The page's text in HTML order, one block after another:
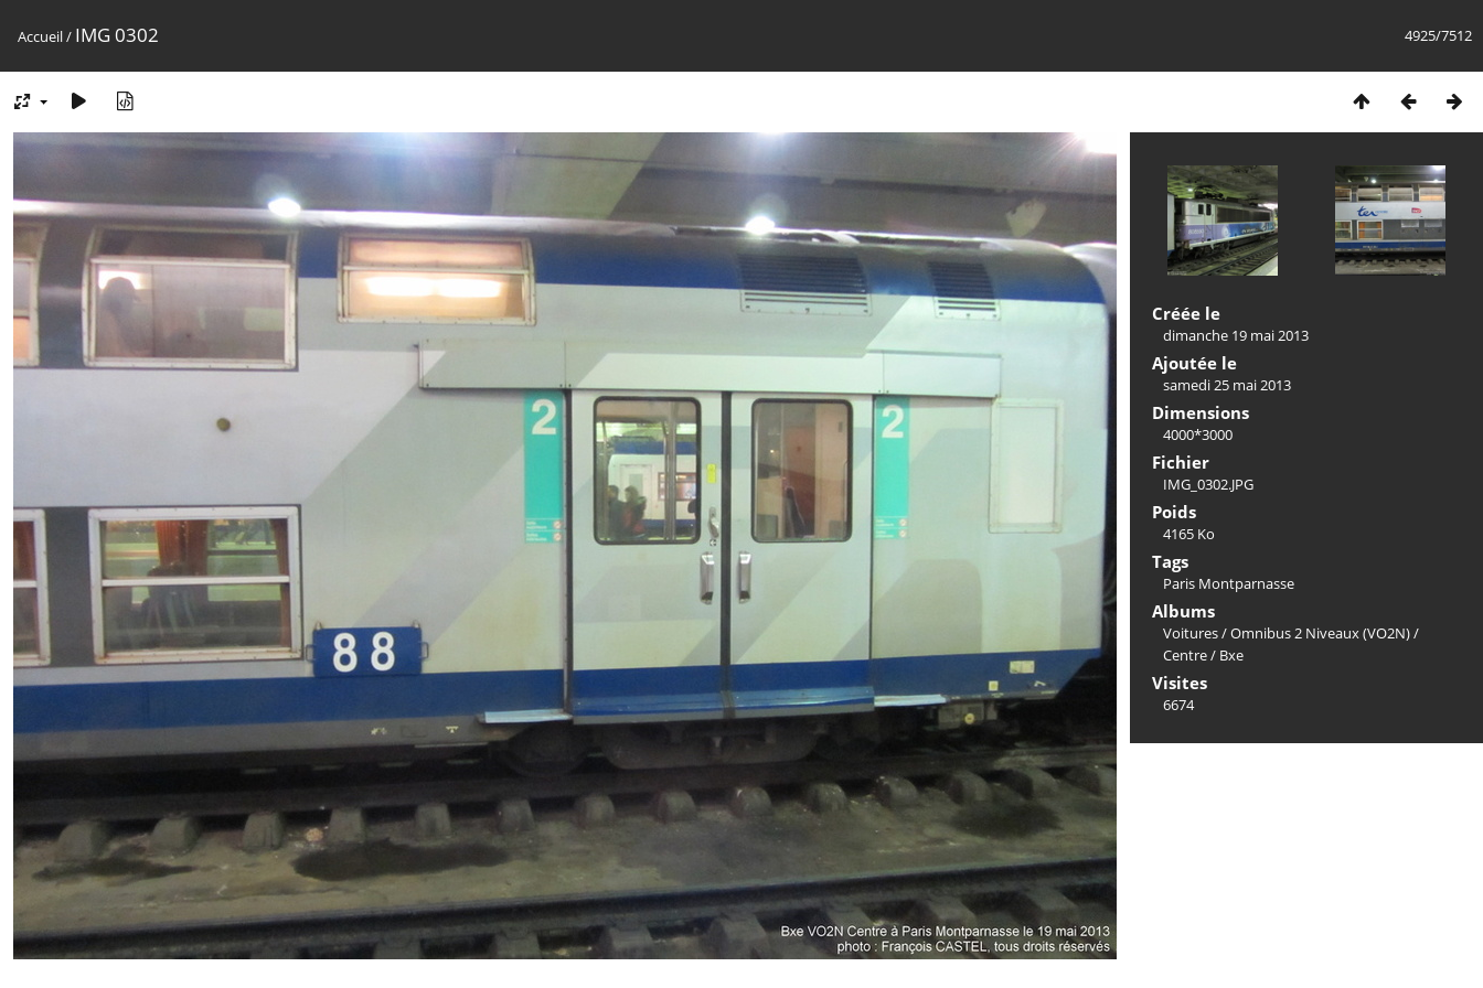
4925/7512
Accueil/ IMG 0302
Créée le
dimanche 19 mai 2013
Ajoutée le
samedi 25 mai 2013
Dimensions
4000*3000
Fichier
IMG_0302.JPG
Poids
4165 Ko
Tags
Paris Montparnasse
Albums
Voitures/Omnibus 2 Niveaux (VO2N)/
Centre/ Bxe
Visites
6674